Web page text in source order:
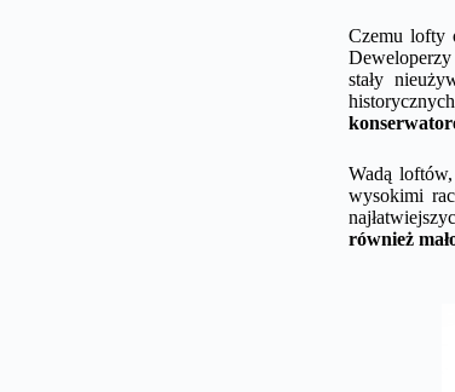
Czemu lofty
Deweloperzy
stały
Wadą
wysokimi
również